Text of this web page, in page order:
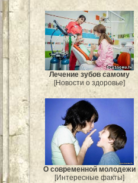
Лечение зубов самому
[Новости о здоровье]
О современной молодежи
[Интересные факты]